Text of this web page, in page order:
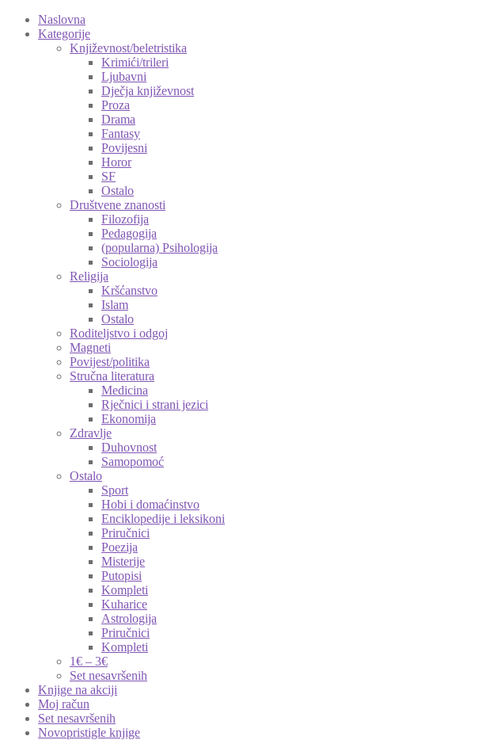
Naslovna
Kategorije
Književnost/beletristika
Krimići/trileri
Ljubavni
Dječja književnost
Proza
Drama
Fantasy
Povijesni
Horor
SF
Ostalo
Društvene znanosti
Filozofija
Pedagogija
(popularna) Psihologija
Sociologija
Religija
Kršćanstvo
Islam
Ostalo
Roditeljstvo i odgoj
Magneti
Povijest/politika
Stručna literatura
Medicina
Rječnici i strani jezici
Ekonomija
Zdravlje
Duhovnost
Samopomoć
Ostalo
Sport
Hobi i domaćinstvo
Enciklopedije i leksikoni
Priručnici
Poezija
Misterije
Putopisi
Kompleti
Kuharice
Astrologija
Priručnici
Kompleti
1€ – 3€
Set nesavršenih
Knjige na akciji
Moj račun
Set nesavršenih
Novopristigle knjige